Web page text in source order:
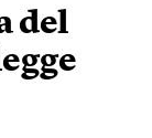
del